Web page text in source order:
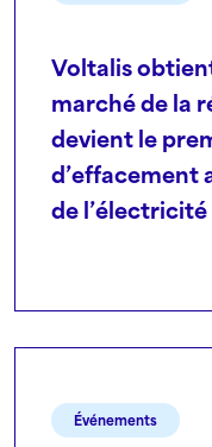
Voltalis
marché de la
devient le
d’effacement
de l’électricité
Événements